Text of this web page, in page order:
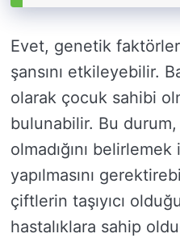
Evet, genetik
şansını etkileyebilir.
olarak çocuk sahibi
bulunabilir. Bu
olmadığını
yapılmasını
çiftlerin taşıyıcı
hastalıklara sahip